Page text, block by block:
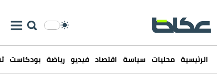
الرئيسية محليات سياسة اقتصاد فيديو رياضة بودكاست